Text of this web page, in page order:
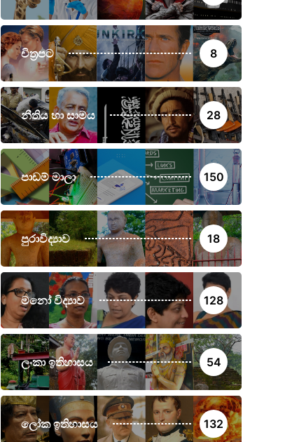
චිත්‍රපට 8
නීතිය හා සාමය 28
පාඩම් මාලා 150
පුරාවිද්‍යාව 18
මනෝ විද්‍යාව 128
ලංකා ඉතිහාසය 54
ලෝක ඉතිහාසය 132